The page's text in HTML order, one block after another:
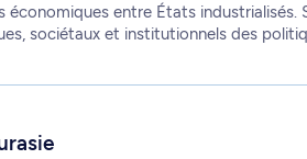
économiques entre États industrialisés.
sociétaux et institutionnels des